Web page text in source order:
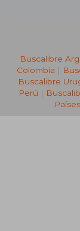
Buscalibre
Colombia |
Buscalibre
Perú |
Países